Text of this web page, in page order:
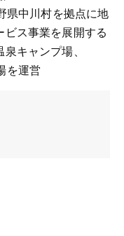
中川村を拠点に地
ス事業を展開する
キャンプ場、
を運営